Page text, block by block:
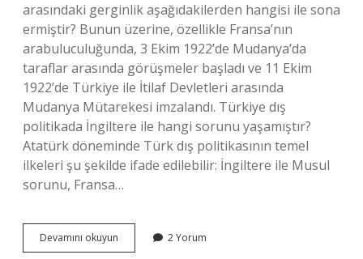
arasındaki gerginlik aşağıdakilerden hangisi ile sona
ermiştir? Bunun üzerine, özellikle Fransa’nın
arabuluculuğunda, 3 Ekim 1922’de Mudanya’da
taraflar arasında görüşmeler başladı ve 11 Ekim
1922’de Türkiye ile İtilaf Devletleri arasında
Mudanya Mütarekesi imzalandı. Türkiye dış
politikada İngiltere ile hangi sorunu yaşamıştır?
Atatürk döneminde Türk dış politikasının temel
ilkeleri şu şekilde ifade edilebilir: İngiltere ile Musul
sorunu, Fransa…
Devamını okuyun
Ingiltere
2 Yorum